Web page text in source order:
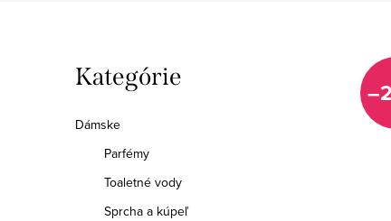
o
č
Preskočiť
kategórie
Kategórie
Dámske
Parfémy
Toaletné vody
Sprcha a kúpeľ